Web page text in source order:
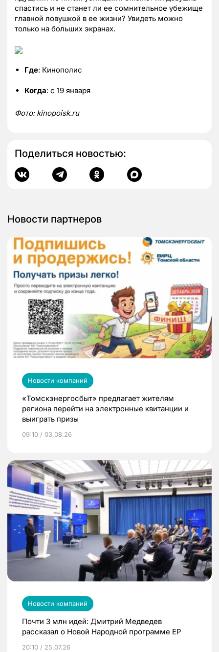
спастись и не станет ли ее сомнительное убежище
главной ловушкой в ее жизни? Увидеть можно
только на больших экранах.
Где: Кинополис
Когда: с 19 января
Фото: kinopoisk.ru
Поделиться новостью:
Новости партнеров
Новости компаний
«Томскэнергосбыт» предлагает жителям
региона перейти на электронные квитанции и
выиграть призы
09:10 / 03.08.26
Новости компаний
Почти 3 млн идей: Дмитрий Медведев
рассказал о Новой Народной программе ЕР
20:10 / 25.07.26